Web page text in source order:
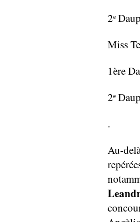
2ᵉ
Miss
1ère
2ᵉ
.
Au-